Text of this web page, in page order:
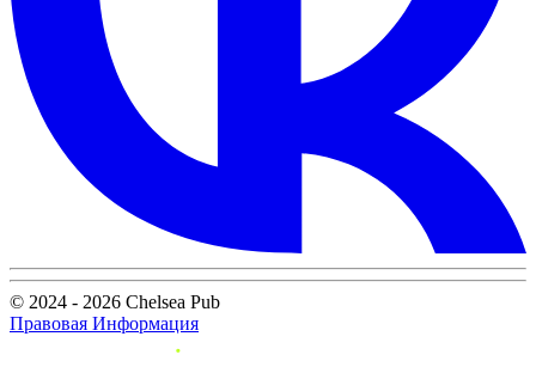
© 2024 - 2026 Chelsea Pub
Правовая Информация